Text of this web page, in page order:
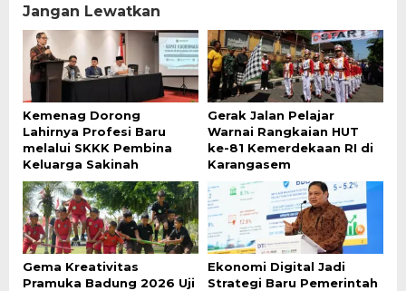
Jangan Lewatkan
Kemenag Dorong
Lahirnya Profesi Baru
melalui SKKK Pembina
Keluarga Sakinah
Gerak Jalan Pelajar
Warnai Rangkaian HUT
ke-81 Kemerdekaan RI di
Karangasem
Gema Kreativitas
Pramuka Badung 2026 Uji
Ekonomi Digital Jadi
Strategi Baru Pemerintah